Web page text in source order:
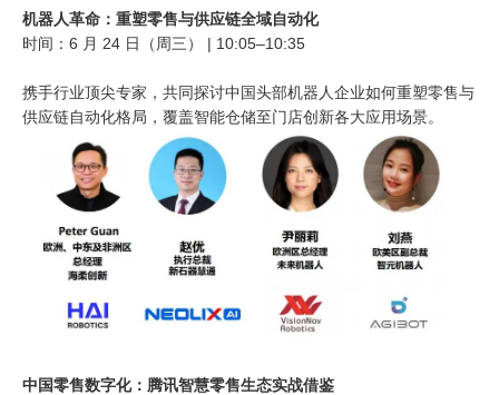
机器人革命：重塑零售与供应链全域自动化
时间：6 月 24 日（周三） | 10:05–10:35
携手行业顶尖专家，共同探讨中国头部机器人企业如何重塑零售与
供应链自动化格局，覆盖智能仓储至门店创新各大应用场景。
中国零售数字化：腾讯智慧零售生态实战借鉴